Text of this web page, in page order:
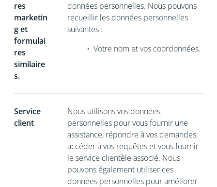
res
marketin
g et
formulai
res
similaire
s.
données personnelles. Nous pouvons
recueillir les données personnelles
suivantes :
• Votre nom et vos coordonnées.
Service
client
Nous utilisons vos données
personnelles pour vous fournir une
assistance, répondre à vos demandes,
accéder à vos requêtes et vous fournir
le service clientèle associé. Nous
pouvons également utiliser ces
données personnelles pour améliorer